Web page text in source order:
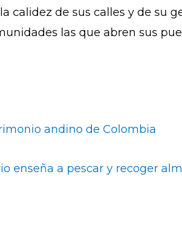
calidez de sus calles y de su
las que abren sus
andino de Colombia
enseña a pescar y recoger